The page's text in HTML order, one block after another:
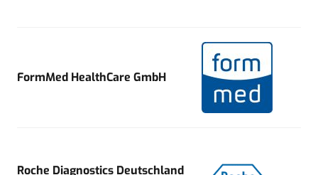
FormMed HealthCare GmbH
Roche Diagnostics Deutschland